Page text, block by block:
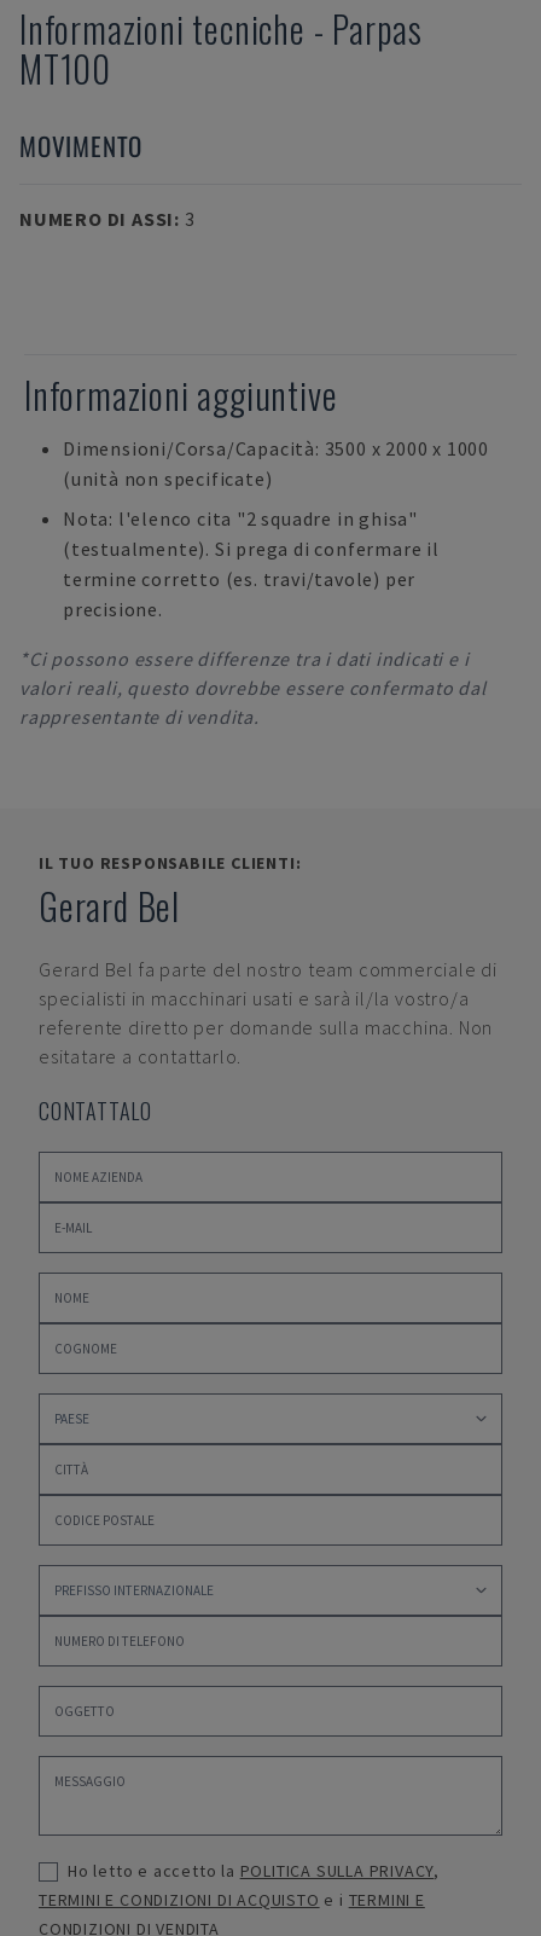
Informazioni tecniche - Parpas
MT100
MOVIMENTO
NUMERO DI ASSI: 3
Informazioni aggiuntive
Dimensioni/Corsa/Capacità: 3500 x 2000 x 1000
(unità non specificate)
Nota: l'elenco cita "2 squadre in ghisa"
(testualmente). Si prega di confermare il
termine corretto (es. travi/tavole) per
precisione.
*Ci possono essere differenze tra i dati indicati e i
valori reali, questo dovrebbe essere confermato dal
rappresentante di vendita.
IL TUO RESPONSABILE CLIENTI:
Gerard Bel
Gerard Bel fa parte del nostro team commerciale di
specialisti in macchinari usati e sarà il/la vostro/a
referente diretto per domande sulla macchina. Non
esitatare a contattarlo.
CONTATTALO
Ho letto e accetto la POLITICA SULLA PRIVACY,
TERMINI E CONDIZIONI DI ACQUISTO e i TERMINI E
CONDIZIONI DI VENDITA